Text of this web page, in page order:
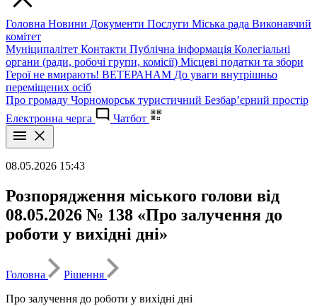
Головна Новини Документи Послуги Міська рада Виконавчий
комітет
Муніципалітет Контакти Публічна інформація Колегіальні
органи (ради, робочі групи, комісії) Місцеві податки та збори
Герої не вмирають! ВЕТЕРАНАМ До уваги внутрішньо
переміщених осіб
Про громаду Чорноморськ туристичний Безбар’єрний простір
Електронна черга
Чатбот
08.05.2026 15:43
Розпорядження міського голови від
08.05.2026 № 138 «Про залучення до
роботи у вихідні дні»
Головна
Рішення
Про залучення до роботи у вихідні дні